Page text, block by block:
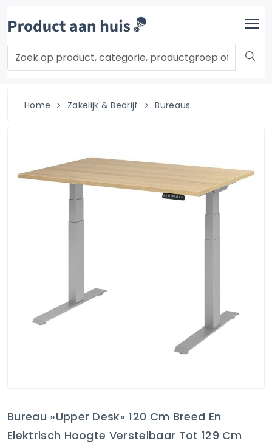
Home Zakelijk & Bedrijf Bureaus
Bureau »Upper Desk« 120 Cm Breed En
Elektrisch Hoogte Verstelbaar Tot 129 Cm